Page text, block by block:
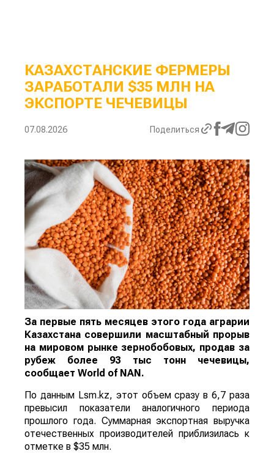
КАЗАХСТАНСКИЕ ФЕРМЕРЫ
ЗАРАБОТАЛИ $35 МЛН НА
ЭКСПОРТЕ ЧЕЧЕВИЦЫ
07.08.2026 Поделиться
За первые пять месяцев этого года аграрии
Казахстана совершили масштабный прорыв
на мировом рынке зернобобовых, продав за
рубеж более 93 тыс тонн чечевицы,
сообщает World of NAN .
По данным Lsm.kz, этот объем сразу в 6,7 раза
превысил показатели аналогичного периода
прошлого года. Суммарная экспортная выручка
отечественных производителей приблизилась к
отметке в $35 млн.